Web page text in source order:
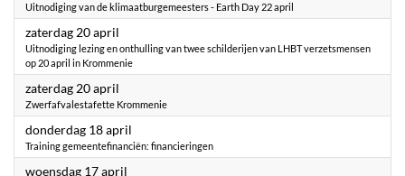
Uitnodiging van de klimaatburgemeesters - Earth Day 22 april
zaterdag 20 april
Uitnodiging lezing en onthulling van twee schilderijen van LHBT verzetsmensen
op 20 april in Krommenie
zaterdag 20 april
Zwerfafvalestafette Krommenie
donderdag 18 april
Training gemeentefinanciën: financieringen
woensdag 17 april